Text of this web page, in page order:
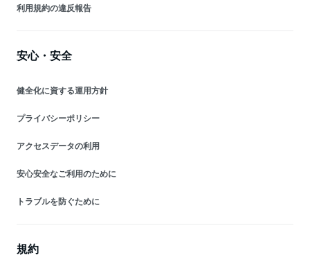
利用規約の違反報告
安心・安全
健全化に資する運用方針
プライバシーポリシー
アクセスデータの利用
安心安全なご利用のために
トラブルを防ぐために
規約